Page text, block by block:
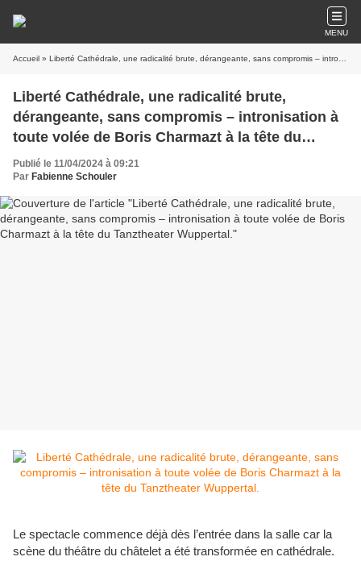
MENU
Accueil » Liberté Cathédrale, une radicalité brute, dérangeante, sans compromis – intronisation à toute volée de Boris Charmazt à la tête du Tanztheater Wuppertal.
Liberté Cathédrale, une radicalité brute,
dérangeante, sans compromis – intronisation à
toute volée de Boris Charmazt à la tête du
Tanztheater Wuppertal.
Publié le 11/04/2024 à 09:21
Par Fabienne Schouler
Le spectacle commence déjà dès l’entrée dans la salle car la
scène du théâtre du châtelet a été transformée en cathédrale.